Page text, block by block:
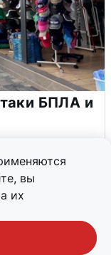
вы
их
БПЛА и